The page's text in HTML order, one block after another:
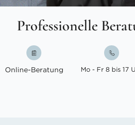
Professionelle
Online-Beratung Mo - Fr 8 bis 17